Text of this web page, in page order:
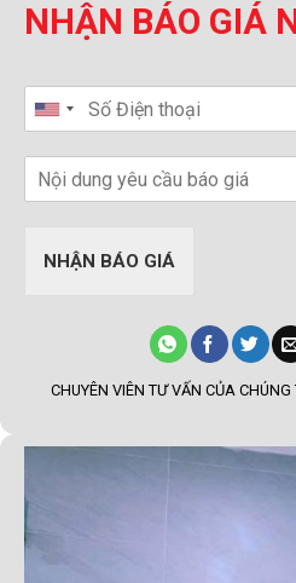
NHẬN BÁO GIÁ
NHẬN BÁO GIÁ
CHUYÊN VIÊN TƯ VẤN CỦA